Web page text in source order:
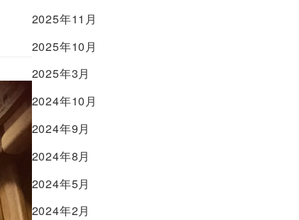
2025年11月
2025年10月
2025年3月
2024年10月
2024年9月
2024年8月
2024年5月
2024年2月